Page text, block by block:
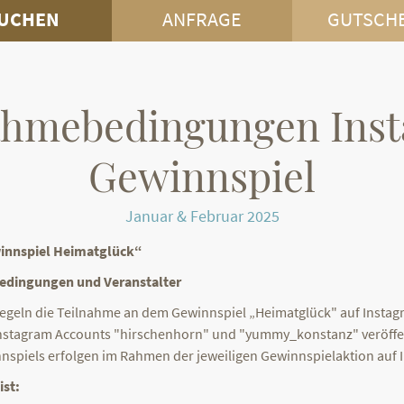
ANFRAGE
Gewinnspiel
Januar & Februar 2025
Heimatglück“
und Veranstalter
die Teilnahme an dem Gewinnspiel „Heimatglück" auf
Accounts "hirschenhorn" und "yummy_konstanz"
erfolgen im Rahmen der jeweiligen Gewinnspielaktion auf